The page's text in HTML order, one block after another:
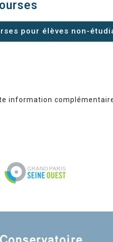
pour élèves non-
information